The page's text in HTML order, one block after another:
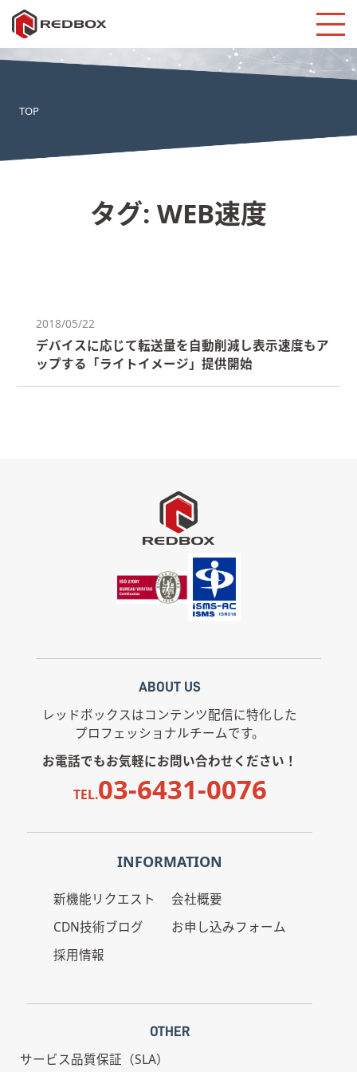
TOP
タグ: WEB速度
2018/05/22
デバイスに応じて転送量を自動削減し表示速度もア
ップする「ライトイメージ」提供開始
ABOUT US
レッドボックスはコンテンツ配信に特化した
プロフェッショナルチームです。
お電話でもお気軽にお問い合わせください！
TEL.03-6431-0076
INFORMATION
新機能リクエスト
CDN技術ブログ
採用情報
会社概要
お申し込みフォーム
OTHER
サービス品質保証（SLA）